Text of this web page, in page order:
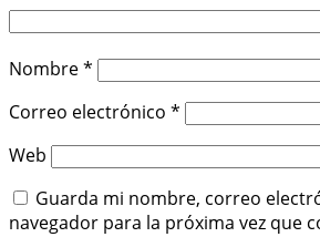
Nombre*
Correo electrónico *
Web
Guarda mi nombre, correo
navegador para la próxima vez que